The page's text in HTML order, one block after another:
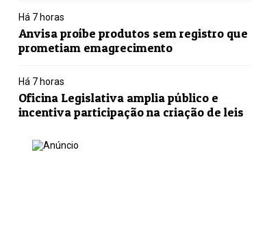
Há 7 horas
Anvisa proíbe produtos sem registro que
prometiam emagrecimento
Há 7 horas
Oficina Legislativa amplia público e
incentiva participação na criação de leis